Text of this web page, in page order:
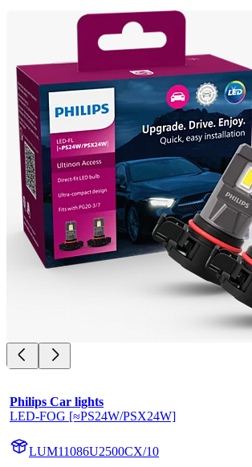
Philips Car lights
LED-FOG [≈PS24W/PSX24W]
LUM11086U2500CX/10